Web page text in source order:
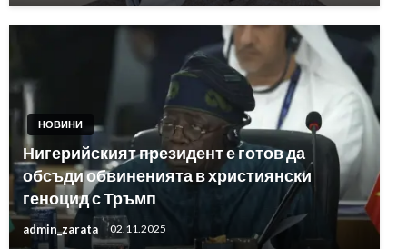
НОВИНИ
Нигерийският президент е готов да
обсъди обвиненията в християнски
геноцид с Тръмп
admin_zarata 02.11.2025